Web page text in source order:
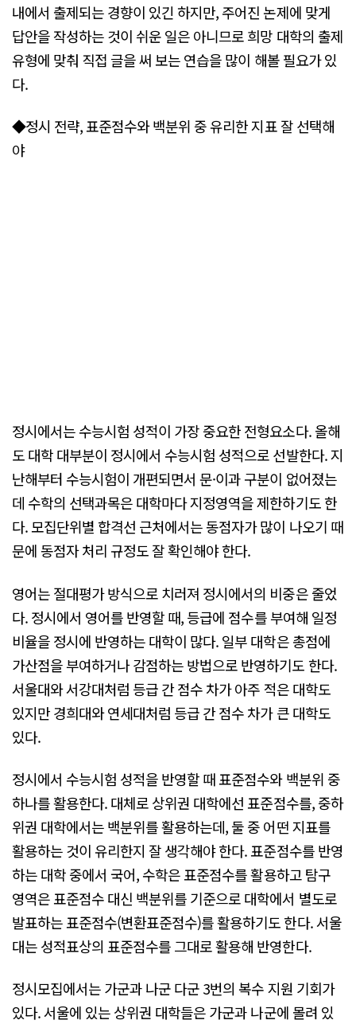
내에서 출제되는 경향이 있긴 하지만, 주어진 논제에 맞게
답안을 작성하는 것이 쉬운 일은 아니므로 희망 대학의 출제
유형에 맞춰 직접 글을 써 보는 연습을 많이 해볼 필요가 있
다.
◆정시 전략, 표준점수와 백분위 중 유리한 지표 잘 선택해
야
정시에서는 수능시험 성적이 가장 중요한 전형요소다. 올해
도 대학 대부분이 정시에서 수능시험 성적으로 선발한다. 지
난해부터 수능시험이 개편되면서 문·이과 구분이 없어졌는
데 수학의 선택과목은 대학마다 지정영역을 제한하기도 한
다. 모집단위별 합격선 근처에서는 동점자가 많이 나오기 때
문에 동점자 처리 규정도 잘 확인해야 한다.
영어는 절대평가 방식으로 치러져 정시에서의 비중은 줄었
다. 정시에서 영어를 반영할 때, 등급에 점수를 부여해 일정
비율을 정시에 반영하는 대학이 많다. 일부 대학은 총점에
가산점을 부여하거나 감점하는 방법으로 반영하기도 한다.
서울대와 서강대처럼 등급 간 점수 차가 아주 적은 대학도
있지만 경희대와 연세대처럼 등급 간 점수 차가 큰 대학도
있다.
정시에서 수능시험 성적을 반영할 때 표준점수와 백분위 중
하나를 활용한다. 대체로 상위권 대학에선 표준점수를, 중하
위권 대학에서는 백분위를 활용하는데, 둘 중 어떤 지표를
활용하는 것이 유리한지 잘 생각해야 한다. 표준점수를 반영
하는 대학 중에서 국어, 수학은 표준점수를 활용하고 탐구
영역은 표준점수 대신 백분위를 기준으로 대학에서 별도로
발표하는 표준점수(변환표준점수)를 활용하기도 한다. 서울
대는 성적표상의 표준점수를 그대로 활용해 반영한다.
정시모집에서는 가군과 나군 다군 3번의 복수 지원 기회가
있다. 서울에 있는 상위권 대학들은 가군과 나군에 몰려 있